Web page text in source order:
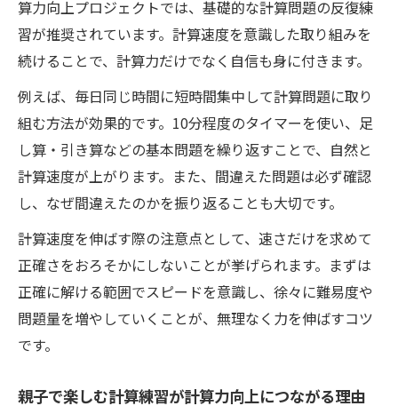
算力向上プロジェクトでは、基礎的な計算問題の反復練
習が推奨されています。計算速度を意識した取り組みを
続けることで、計算力だけでなく自信も身に付きます。
例えば、毎日同じ時間に短時間集中して計算問題に取り
組む方法が効果的です。10分程度のタイマーを使い、足
し算・引き算などの基本問題を繰り返すことで、自然と
計算速度が上がります。また、間違えた問題は必ず確認
し、なぜ間違えたのかを振り返ることも大切です。
計算速度を伸ばす際の注意点として、速さだけを求めて
正確さをおろそかにしないことが挙げられます。まずは
正確に解ける範囲でスピードを意識し、徐々に難易度や
問題量を増やしていくことが、無理なく力を伸ばすコツ
です。
親子で楽しむ計算練習が計算力向上につながる理由